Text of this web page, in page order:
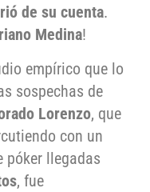
de su cuenta.
Medina!
empírico que lo
sospechas de
Lorenzo, que
con un
póker llegadas
, fue